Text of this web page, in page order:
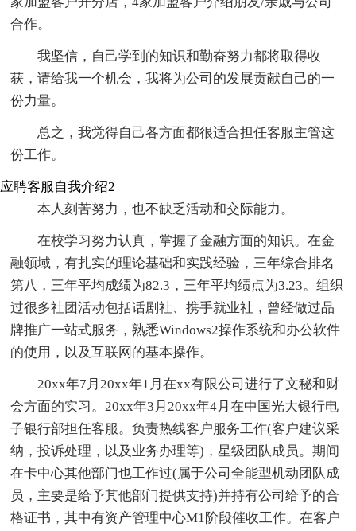
合作。
我坚信，自己学到的知识和勤奋努力都将取得收
获，请给我一个机会，我将为公司的发展贡献自己的一
份力量。
总之，我觉得自己各方面都很适合担任客服主管这
份工作。
应聘客服自我介绍2
本人刻苦努力，也不缺乏活动和交际能力。
在校学习努力认真，掌握了金融方面的知识。在金
融领域，有扎实的理论基础和实践经验，三年综合排名
第八，三年平均成绩为82.3，三年平均绩点为3.23。组织
过很多社团活动包括话剧社、携手就业社，曾经做过品
牌推广一站式服务，熟悉Windows2操作系统和办公软件
的使用，以及互联网的基本操作。
20xx年7月20xx年1月在xx有限公司进行了文秘和财
会方面的实习。20xx年3月20xx年4月在中国光大银行电
子银行部担任客服。负责热线客户服务工作(客户建议采
纳，投诉处理，以及业务办理等)，星级团队成员。期间
在卡中心其他部门也工作过(属于公司全能型机动团队成
员，主要是给予其他部门提供支持)并持有公司给予的合
格证书，其中有资产管理中心M1阶段催收工作。在客户